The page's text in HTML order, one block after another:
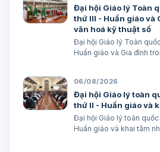
Đại hội Giáo lý Toàn
thứ III - Huấn giáo và
văn hoá kỹ thuật số
Đại hội Giáo lý Toàn
Huấn giáo và Gia đình
06/08/2026
Đại hội Giáo lý toàn
thứ II - Huấn giáo và
Đại hội Giáo lý toàn
Huấn giáo và khai tâm